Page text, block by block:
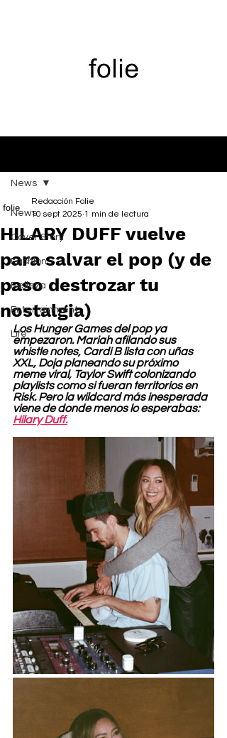
News
Cover Story
Fashion
Belleza
Entertainment
Life
News
HILARY DUFF vuelve
para salvar el pop (y de
paso destrozar tu
nostalgia)
Redacción Folie
10 sept 2025 1 min de lectura
Los Hunger Games del pop ya
empezaron. Mariah afilando sus
whistle notes, Cardi B lista con uñas
XXL, Doja planeando su próximo
meme viral, Taylor Swift colonizando
playlists como si fueran territorios en
Risk. Pero la wildcard más inesperada
viene de donde menos lo esperabas:
Hilary Duff.